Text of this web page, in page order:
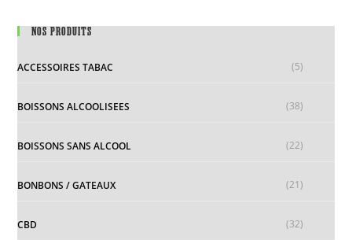
NOS PRODUITS
ACCESSOIRES TABAC (5)
BOISSONS ALCOOLISEES (38)
BOISSONS SANS ALCOOL (22)
BONBONS / GATEAUX (21)
CBD (32)